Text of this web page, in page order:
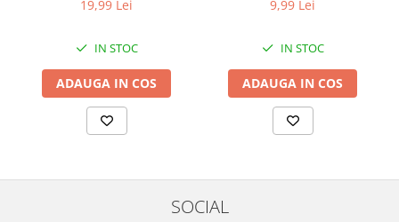
19,99 Lei
IN STOC
ADAUGA IN COS
9,99 Lei
IN STOC
ADAUGA IN COS
SOCIAL